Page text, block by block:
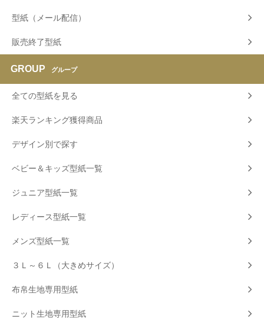
型紙（メール配信）
販売終了型紙
GROUP グループ
全ての型紙を見る
楽天ランキング獲得商品
デザイン別で探す
ベビー＆キッズ型紙一覧
ジュニア型紙一覧
レディース型紙一覧
メンズ型紙一覧
３Ｌ～６Ｌ（大きめサイズ）
布帛生地専用型紙
ニット生地専用型紙